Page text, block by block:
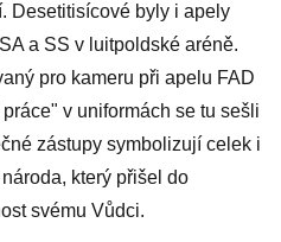
Desetitisícové byly i apely
a SS v luitpoldské aréně.
pro kameru při apelu FAD
v uniformách se tu sešli
zástupy symbolizují celek i
který přišel do
svému Vůdci.